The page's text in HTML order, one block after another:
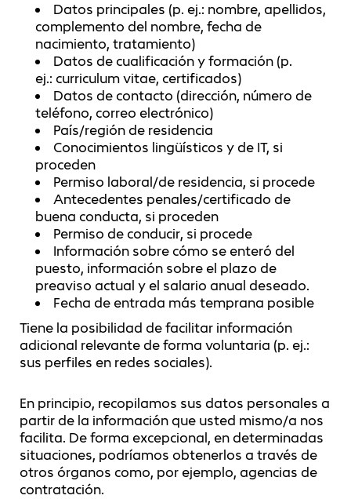
Datos principales (p. ej.: nombre, apellidos,
complemento del nombre, fecha de
nacimiento, tratamiento)
Datos de cualificación y formación (p.
ej.: curriculum vitae, certificados)
Datos de contacto (dirección, número de
teléfono, correo electrónico)
País/región de residencia
Conocimientos lingüísticos y de IT, si
proceden
Permiso laboral/de residencia, si procede
Antecedentes penales/certificado de
buena conducta, si proceden
Permiso de conducir, si procede
Información sobre cómo se enteró del
puesto, información sobre el plazo de
preaviso actual y el salario anual deseado.
Fecha de entrada más temprana posible
Tiene la posibilidad de facilitar información
adicional relevante de forma voluntaria (p. ej.:
sus perfiles en redes sociales).
En principio, recopilamos sus datos personales a
partir de la información que usted mismo/a nos
facilita. De forma excepcional, en determinadas
situaciones, podríamos obtenerlos a través de
otros órganos como, por ejemplo, agencias de
contratación.